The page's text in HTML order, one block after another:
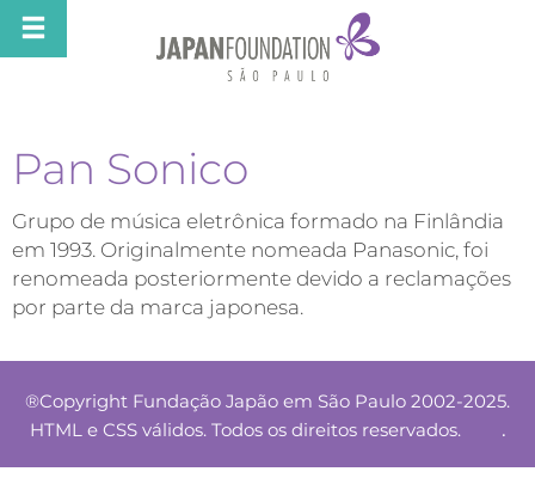
Pan Sonico
Grupo de música eletrônica formado na Finlândia
em 1993. Originalmente nomeada Panasonic, foi
renomeada posteriormente devido a reclamações
por parte da marca japonesa.
®Copyright Fundação Japão em São Paulo 2002-2025.
HTML e CSS válidos. Todos os direitos reservados.
.